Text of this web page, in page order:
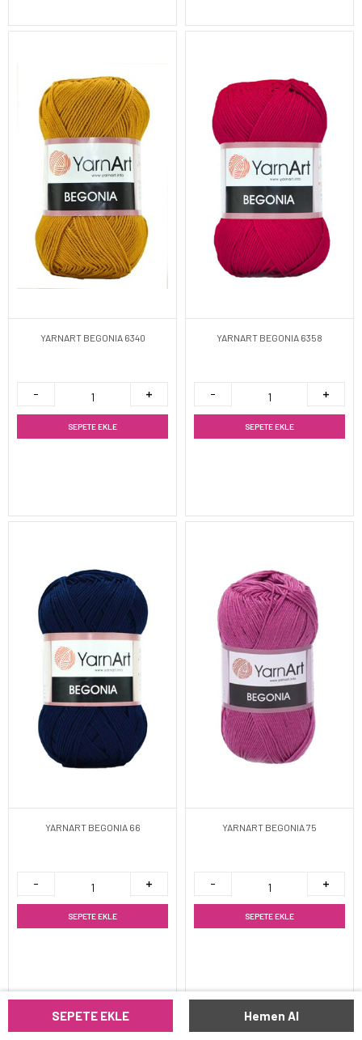
SEPETE EKLE Hemen Al
YARNART BEGONIA 6340
SEPETE EKLE
YARNART BEGONIA 6358
SEPETE EKLE
YARNART BEGONIA 66
SEPETE EKLE
YARNART BEGONIA 75
SEPETE EKLE